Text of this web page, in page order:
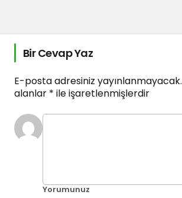
Bir Cevap Yaz
E-posta adresiniz yayınlanmayacak.
alanlar * ile işaretlenmişlerdir
Yorumunuz